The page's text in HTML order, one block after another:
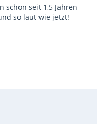
schon seit 1,5 Jahren
so laut wie jetzt!